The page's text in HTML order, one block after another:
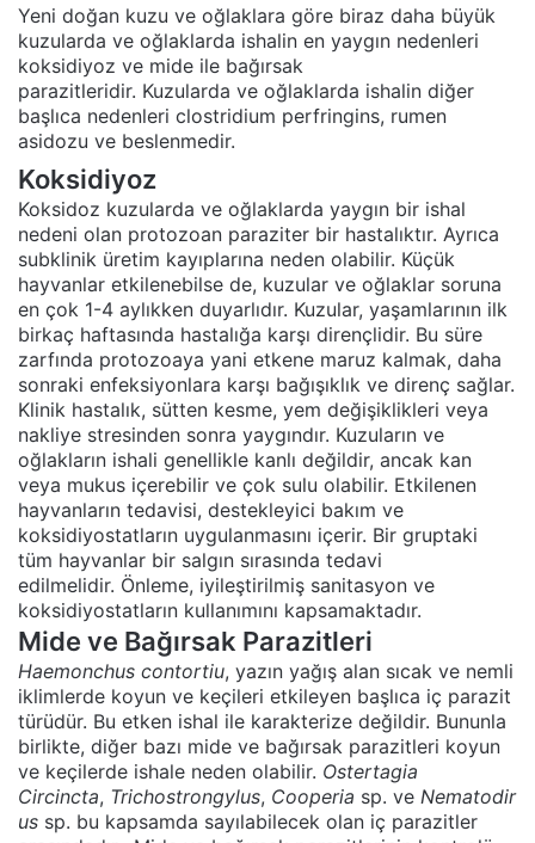
Yeni doğan kuzu ve oğlaklara göre biraz daha büyük
kuzularda ve oğlaklarda ishalin en yaygın nedenleri
koksidiyoz ve mide ile bağırsak
parazitleridir. Kuzularda ve oğlaklarda ishalin diğer
başlıca nedenleri clostridium perfringins, rumen
asidozu ve beslenmedir.
Koksidiyoz
Koksidoz kuzularda ve oğlaklarda yaygın bir ishal
nedeni olan protozoan paraziter bir hastalıktır. Ayrıca
subklinik üretim kayıplarına neden olabilir. Küçük
hayvanlar etkilenebilse de, kuzular ve oğlaklar soruna
en çok 1-4 aylıkken duyarlıdır. Kuzular, yaşamlarının ilk
birkaç haftasında hastalığa karşı dirençlidir. Bu süre
zarfında protozoaya yani etkene maruz kalmak, daha
sonraki enfeksiyonlara karşı bağışıklık ve direnç sağlar.
Klinik hastalık, sütten kesme, yem değişiklikleri veya
nakliye stresinden sonra yaygındır. Kuzuların ve
oğlakların ishali genellikle kanlı değildir, ancak kan
veya mukus içerebilir ve çok sulu olabilir. Etkilenen
hayvanların tedavisi, destekleyici bakım ve
koksidiyostatların uygulanmasını içerir. Bir gruptaki
tüm hayvanlar bir salgın sırasında tedavi
edilmelidir. Önleme, iyileştirilmiş sanitasyon ve
koksidiyostatların kullanımını kapsamaktadır.
Mide ve Bağırsak Parazitleri
Haemonchus contortiu, yazın yağış alan sıcak ve nemli
iklimlerde koyun ve keçileri etkileyen başlıca iç parazit
türüdür. Bu etken ishal ile karakterize değildir. Bununla
birlikte, diğer bazı mide ve bağırsak parazitleri koyun
ve keçilerde ishale neden olabilir. Ostertagia
Circincta, Trichostrongylus, Cooperia sp. ve Nematodir
us sp. bu kapsamda sayılabilecek olan iç parazitler